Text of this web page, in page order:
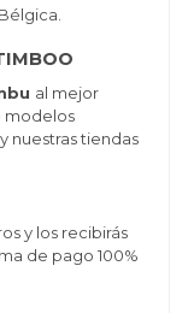
al mejor
modelos
nuestras tiendas
y los recibirás
de pago 100%